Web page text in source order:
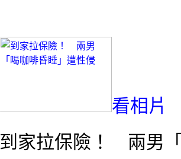
看相片
到家拉保險！ 兩男